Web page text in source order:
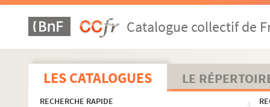
Catalogue collectif de
LES CATALOGUES LE
RECHERCHE RAPIDE